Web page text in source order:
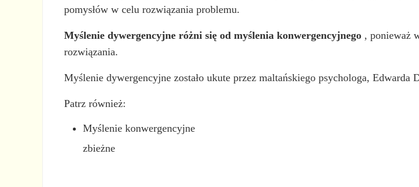
pomysłów w celu rozwiązania problemu.
Myślenie dywergencyjne różni się od myślenia konwergencyjnego , ponieważ
rozwiązania.
Myślenie dywergencyjne zostało ukute przez maltańskiego psychologa, Edwarda
Patrz również:
Myślenie konwergencyjne
zbieżne